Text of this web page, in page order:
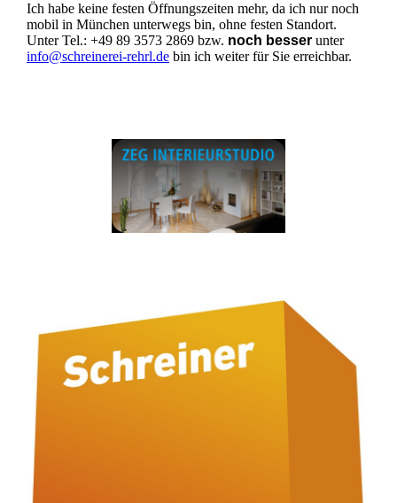
Ich habe keine festen Öffnungszeiten mehr, da ich nur noch
mobil in München unterwegs bin, ohne festen Standort.
Unter Tel.: +49 89 3573 2869 bzw. noch besser unter
info@schreinerei-rehrl.de bin ich weiter für Sie erreichbar.